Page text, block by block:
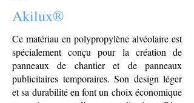
Akilux®
Ce matériau en polypropylène alvéolaire est
spécialement conçu pour la création de
panneaux de chantier et de panneaux
publicitaires temporaires. Son design léger
et sa durabilité en font un choix économique